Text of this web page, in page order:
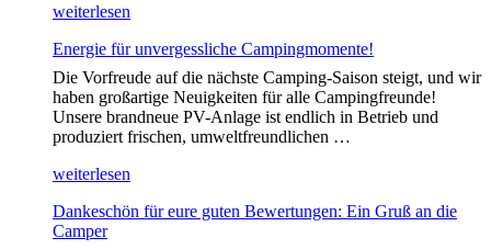
„Unsere
Ruhezone“
weiterlesen
Energie für unvergessliche Campingmomente!
Die Vorfreude auf die nächste Camping-Saison steigt, und wir
haben großartige Neuigkeiten für alle Campingfreunde!
Unsere brandneue PV-Anlage ist endlich in Betrieb und
produziert frischen, umweltfreundlichen …
„Energie
unvergessliche
Campingmomente!“
weiterlesen
Dankeschön für eure guten Bewertungen: Ein Gruß an die
Camper